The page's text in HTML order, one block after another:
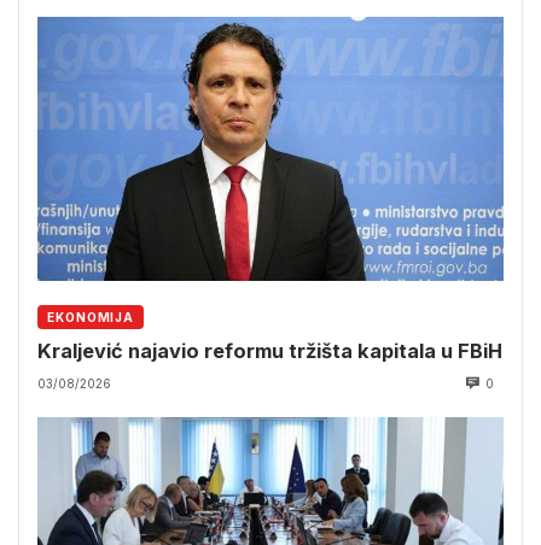
EKONOMIJA
Kraljević najavio reformu tržišta kapitala u FBiH
03/08/2026 0